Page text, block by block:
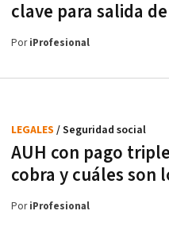
clave para salida
PoriProfesional
AUH con pago
cobra y cuáles son
LEGALES / Seguridad social
PoriProfesional